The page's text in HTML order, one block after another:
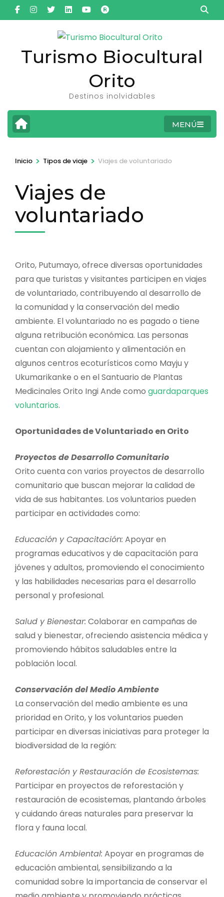
Saltar
al
(presionaTurismo Biocultural
Orito
Destinos inolvidables
MENÚ
Inicio > Tipos de viaje > Viajes de voluntariado
Viajes de
voluntariado
Orito, Putumayo, ofrece diversas oportunidades
para que turistas y visitantes participen en viajes
de voluntariado, contribuyendo al desarrollo de
la comunidad y la conservación del medio
ambiente. El voluntariado no es pagado o tiene
alguna retribución económica. Las personas
cuentan con alojamiento y alimentación en
algunos centros ecoturísticos como Mayju y
Ukumarikanke o en el Santuario de Plantas
Medicinales Orito Ingi Ande como guardaparques
voluntarios.
Oportunidades de Voluntariado en Orito
Proyectos de Desarrollo Comunitario
Orito cuenta con varios proyectos de desarrollo
comunitario que buscan mejorar la calidad de
vida de sus habitantes. Los voluntarios pueden
participar en actividades como:
Educación y Capacitación: Apoyar en
programas educativos y de capacitación para
jóvenes y adultos, promoviendo el conocimiento
y las habilidades necesarias para el desarrollo
personal y profesional.
Salud y Bienestar: Colaborar en campañas de
salud y bienestar, ofreciendo asistencia médica y
promoviendo hábitos saludables entre la
población local.
Conservación del Medio Ambiente
La conservación del medio ambiente es una
prioridad en Orito, y los voluntarios pueden
participar en diversas iniciativas para proteger la
biodiversidad de la región:
Reforestación y Restauración de Ecosistemas:
Participar en proyectos de reforestación y
restauración de ecosistemas, plantando árboles
y cuidando áreas naturales para preservar la
flora y fauna local.
Educación Ambiental: Apoyar en programas de
educación ambiental, sensibilizando a la
comunidad sobre la importancia de conservar el